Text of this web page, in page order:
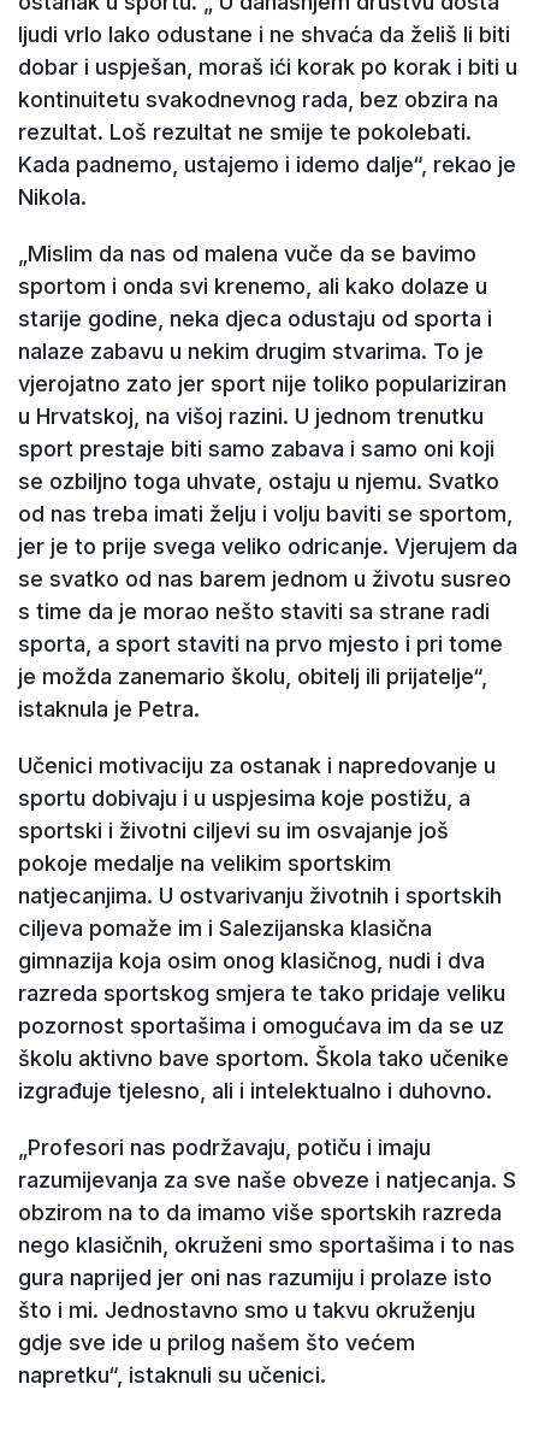
ljudi vrlo lako odustane i ne shvaća da želiš li biti
dobar i uspješan, moraš ići korak po korak i biti u
kontinuitetu svakodnevnog rada, bez obzira na
rezultat. Loš rezultat ne smije te pokolebati.
Kada padnemo, ustajemo i idemo dalje“, rekao je
Nikola.
„Mislim da nas od malena vuče da se bavimo
sportom i onda svi krenemo, ali kako dolaze u
starije godine, neka djeca odustaju od sporta i
nalaze zabavu u nekim drugim stvarima. To je
vjerojatno zato jer sport nije toliko populariziran
u Hrvatskoj, na višoj razini. U jednom trenutku
sport prestaje biti samo zabava i samo oni koji
se ozbiljno toga uhvate, ostaju u njemu. Svatko
od nas treba imati želju i volju baviti se sportom,
jer je to prije svega veliko odricanje. Vjerujem da
se svatko od nas barem jednom u životu susreo
s time da je morao nešto staviti sa strane radi
sporta, a sport staviti na prvo mjesto i pri tome
je možda zanemario školu, obitelj ili prijatelje“,
istaknula je Petra.
Učenici motivaciju za ostanak i napredovanje u
sportu dobivaju i u uspjesima koje postižu, a
sportski i životni ciljevi su im osvajanje još
pokoje medalje na velikim sportskim
natjecanjima. U ostvarivanju životnih i sportskih
ciljeva pomaže im i Salezijanska klasična
gimnazija koja osim onog klasičnog, nudi i dva
razreda sportskog smjera te tako pridaje veliku
pozornost sportašima i omogućava im da se uz
školu aktivno bave sportom. Škola tako učenike
izgrađuje tjelesno, ali i intelektualno i duhovno.
„Profesori nas podržavaju, potiču i imaju
razumijevanja za sve naše obveze i natjecanja. S
obzirom na to da imamo više sportskih razreda
nego klasičnih, okruženi smo sportašima i to nas
gura naprijed jer oni nas razumiju i prolaze isto
što i mi. Jednostavno smo u takvu okruženju
gdje sve ide u prilog našem što većem
napretku“, istaknuli su učenici.